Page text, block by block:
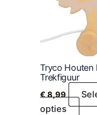
Tryco Houten
Trekfiguur
€8,99
opties